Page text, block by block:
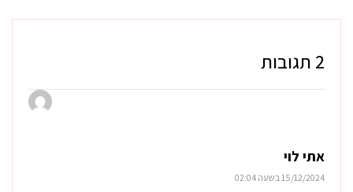
2 תגובות
אתי לוי
15/12/2024 בשעה 02:04